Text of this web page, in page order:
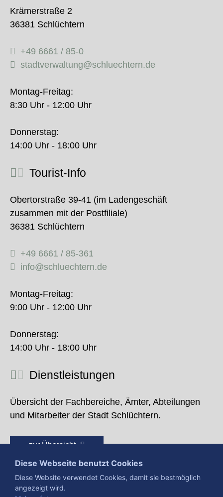
Krämerstraße 2
36381 Schlüchtern
+49 6661 / 85-0
stadtverwaltung@schluechtern.de
Montag-Freitag:
8:30 Uhr - 12:00 Uhr
Donnerstag:
14:00 Uhr - 18:00 Uhr
Tourist-Info
Obertorstraße 39-41 (im Ladengeschäft
zusammen mit der Postfiliale)
36381 Schlüchtern
+49 6661 / 85-361
info@schluechtern.de
Montag-Freitag:
9:00 Uhr - 12:00 Uhr
Donnerstag:
14:00 Uhr - 18:00 Uhr
Dienstleistungen
Übersicht der Fachbereiche, Ämter, Abteilungen
und Mitarbeiter der Stadt Schlüchtern.
zur Übersicht
Diese Webseite benutzt Cookies
Diese Website verwendet Cookies, damit sie bestmöglich
angezeigt wird.